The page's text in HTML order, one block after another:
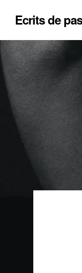
Ecrits de